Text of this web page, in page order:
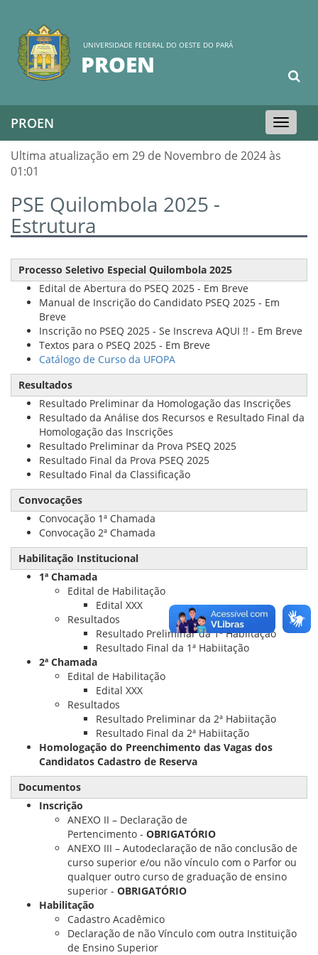
UNIVERSIDADE FEDERAL DO OESTE DO PARÁ
PROEN
Toggle
navigation
PROEN
Ultima atualização em 29 de Novembro de 2024 às
01:01
PSE Quilombola 2025 -
Estrutura
Processo Seletivo Especial Quilombola 2025
Edital de Abertura do PSEQ 2025 - Em Breve
Manual de Inscrição do Candidato PSEQ 2025 - Em
Breve
Inscrição no PSEQ 2025 - Se Inscreva AQUI !! - Em Breve
Textos para o PSEQ 2025 - Em Breve
Catálogo de Curso da UFOPA
Resultados
Resultado Preliminar da Homologação das Inscrições
Resultado da Análise dos Recursos e Resultado Final da
Homologação das Inscrições
Resultado Preliminar da Prova PSEQ 2025
Resultado Final da Prova PSEQ 2025
Resultado Final da Classificação
Convocações
Convocação 1ª Chamada
Convocação 2ª Chamada
Habilitação Institucional
1ª Chamada
Edital de Habilitação
Edital XXX
Resultados
Resultado Preliminar da 1ª Habiitação
Resultado Final da 1ª Habiitação
2ª Chamada
Edital de Habilitação
Edital XXX
Resultados
Resultado Preliminar da 2ª Habiitação
Resultado Final da 2ª Habiitação
Homologação do Preenchimento das Vagas dos
Candidatos Cadastro de Reserva
Documentos
Inscrição
ANEXO II – Declaração de
Pertencimento - OBRIGATÓRIO
ANEXO III – Autodeclaração de não conclusão de
curso superior e/ou não vínculo com o Parfor ou
qualquer outro curso de graduação de ensino
superior - OBRIGATÓRIO
Habilitação
Cadastro Acadêmico
Declaração de não Vínculo com outra Instituição
de Ensino Superior